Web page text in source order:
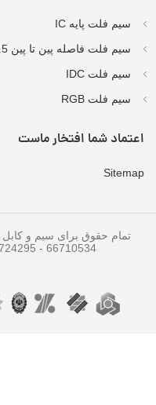
سیم فلت پایه IC
سیم فلت فاصله پین تا پین 1.5 میلیمتر
سیم فلت IDC
سیم فلت RGB
اعتماد شما افتخار ماست
Sitemap
تمام حقوق برای سیم و
66710534 - 66724295 - 66723411 - 66723379